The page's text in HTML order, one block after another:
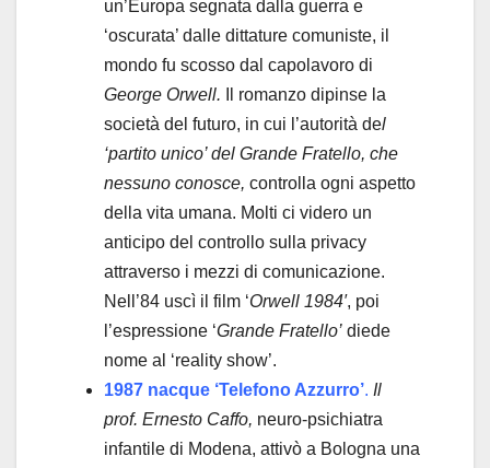
un’Europa segnata dalla guerra e
‘oscurata’ dalle dittature comuniste, il
mondo fu scosso dal capolavoro di
George Orwell. Il romanzo dipinse la
società del futuro, in cui l’autorità del
‘partito unico’ del Grande Fratello, che
nessuno conosce, controlla ogni aspetto
della vita umana. Molti ci videro un
anticipo del controllo sulla privacy
attraverso i mezzi di comunicazione.
Nell’84 uscì il film ‘Orwell 1984′, poi
l’espressione ‘Grande Fratello’ diede
nome al ‘reality show’.
1987 nacque ‘Telefono Azzurro’. Il
prof. Ernesto Caffo, neuro-psichiatra
infantile di Modena, attivò a Bologna una